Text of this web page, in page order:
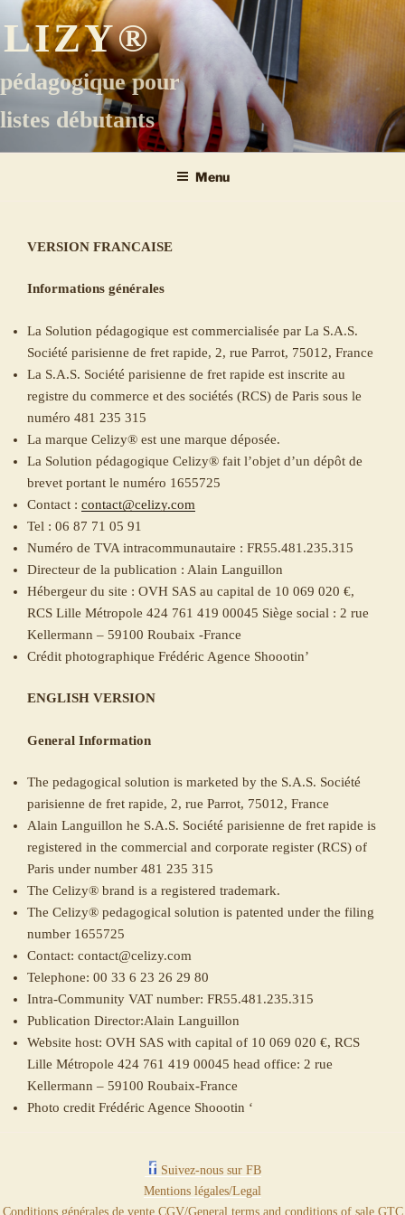
Aller
au
contenu
principal
pour
débutants
Menu
VERSION FRANCAISE
Informations générales
La Solution pédagogique est commercialisée par La S.A.S.
Société parisienne de fret rapide, 2, rue Parrot, 75012, France
La S.A.S. Société parisienne de fret rapide est inscrite au
registre du commerce et des sociétés (RCS) de Paris sous le
numéro 481 235 315
La marque Celizy® est une marque déposée.
La Solution pédagogique Celizy® fait l’objet d’un dépôt de
brevet portant le numéro 1655725
Contact : contact@celizy.com
Tel : 06 87 71 05 91
Numéro de TVA intracommunautaire : FR55.481.235.315
Directeur de la publication : Alain Languillon
Hébergeur du site : OVH SAS au capital de 10 069 020 €,
RCS Lille Métropole 424 761 419 00045 Siège social : 2 rue
Kellermann – 59100 Roubaix -France
Crédit photographique Frédéric Agence Shoootin’
ENGLISH VERSION
General Information
The pedagogical solution is marketed by the S.A.S. Société
parisienne de fret rapide, 2, rue Parrot, 75012, France
Alain Languillon he S.A.S. Société parisienne de fret rapide is
registered in the commercial and corporate register (RCS) of
Paris under number 481 235 315
The Celizy® brand is a registered trademark.
The Celizy® pedagogical solution is patented under the filing
number 1655725
Contact: contact@celizy.com
Telephone: 00 33 6 23 26 29 80
Intra-Community VAT number: FR55.481.235.315
Publication Director:Alain Languillon
Website host: OVH SAS with capital of 10 069 020 €, RCS
Lille Métropole 424 761 419 00045 head office: 2 rue
Kellermann – 59100 Roubaix-France
Photo credit Frédéric Agence Shoootin ‘
Suivez-nous sur FB
Mentions légales/Legal
Conditions générales de vente CGV/General terms and conditions of sale GTC